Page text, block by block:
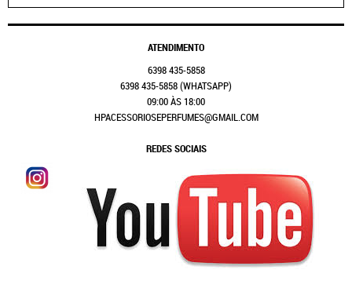
ATENDIMENTO
6398435-5858
6398435-5858(WHATSAPP)
09:00 ÀS 18:00
HPACESSORIOSEPERFUMES@GMAIL.COM
REDES SOCIAIS